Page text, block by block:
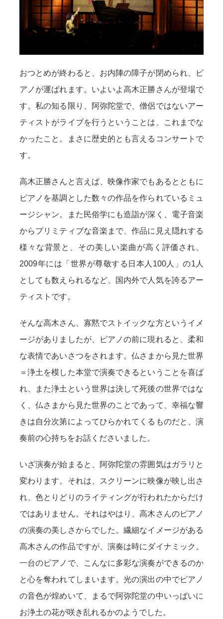
おつとめが終わると、お内陣の障子が閉められ、ピ
アノが運ばれます。いよいよ高木正勝さんが登場で
す。私の知る限り、阿弥陀堂で、僧侶ではないアー
ティストがライブを行うということは、これまでな
かったこと。まさに歴史的とも言えるコンサートで
す。
高木正勝さんと言えば、映像作家でもあるとともに
ピアノを基調とした数々の作品を作られているミュ
ージシャン。また民俗学にも造詣が深く、電子音楽
からプリミティブな音楽まで、作品に見え隠れする
様々な背景と、その美しい楽曲が高く評価され、
2009年には「世界が尊敬する日本人100人」の1人
としても数えられるなど、国内外で人気を誇るアー
ティストです。
そんな高木さん、寡黙でストイックな方というイメ
ージがありましたが、ピアノの前に現れると、柔和
な表情であいさつをされます。仏さまから見た世界
＝浄土を模した本堂で演奏できるということを喜ば
れ、また浄土という世界は決して死後の世界ではな
く、仏さまから見た世界のことであって、幸福な響
きは自分次第によってひらかれてくるものだと、演
奏前の心持ちをお話くださいました。
いざ演奏が始まると、阿弥陀堂の雰囲気はガラリと
変わります。それは、スクリーンに映像が映し出さ
れ、色とりどりのライティングが行われたからだけ
ではありません。それはやはり、高木さんのピアノ
の演奏の美しさからでした。繊細なイメージがある
高木さんの作品ですが、演奏は時にダイナミック。
一台のピアノで、こんなに多彩な演奏ができるのか
と心を奪われてしまいます。光の演出の中でピアノ
の音色が煌めいて、まるで阿弥陀堂の中いっぱいに
お浄土の花が咲き乱れるかのようでした。